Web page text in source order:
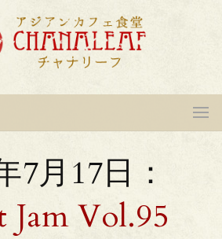
7月17日：
Jam Vol.95